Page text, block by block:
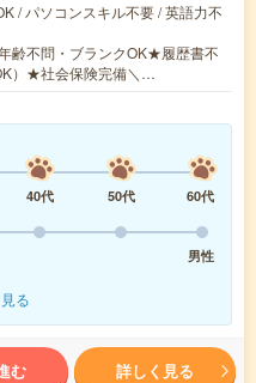
/ パソコンスキル不要 / 英語力不
齢不問・ブランクOK★履歴書不
）★社会保険完備＼…
40代 50代
60代
男性
る
む 詳しく見る